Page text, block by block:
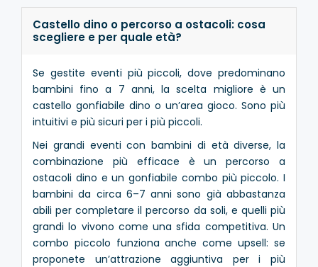
Castello dino o percorso a ostacoli: cosa
scegliere e per quale età?
Se gestite eventi più piccoli, dove predominano
bambini fino a 7 anni, la scelta migliore è un
castello gonfiabile dino o un’area gioco. Sono più
intuitivi e più sicuri per i più piccoli.
Nei grandi eventi con bambini di età diverse, la
combinazione più efficace è un percorso a
ostacoli dino e un gonfiabile combo più piccolo. I
bambini da circa 6–7 anni sono già abbastanza
abili per completare il percorso da soli, e quelli più
grandi lo vivono come una sfida competitiva. Un
combo piccolo funziona anche come upsell: se
proponete un’attrazione aggiuntiva per i più